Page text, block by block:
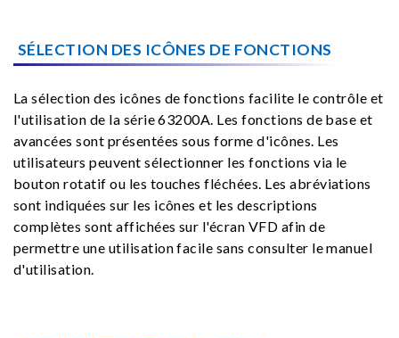
SÉLECTION DES ICÔNES DE FONCTIONS
La sélection des icônes de fonctions facilite le contrôle et
l'utilisation de la série 63200A. Les fonctions de base et
avancées sont présentées sous forme d'icônes. Les
utilisateurs peuvent sélectionner les fonctions via le
bouton rotatif ou les touches fléchées. Les abréviations
sont indiquées sur les icônes et les descriptions
complètes sont affichées sur l'écran VFD afin de
permettre une utilisation facile sans consulter le manuel
d'utilisation.